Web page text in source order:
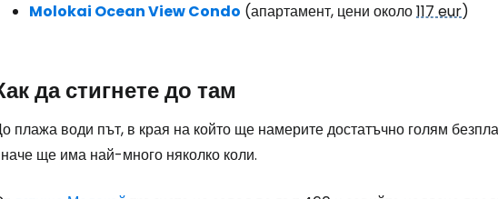
Molokai Ocean View Condo (апартамент, цени около117 eur)
да стигнете до там
плажа води път, в края на който ще намерите достатъчно голям
ще има най-много няколко коли.